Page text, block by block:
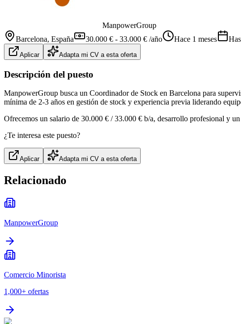
ManpowerGroup
Barcelona, España 30.000 € - 33.000 € /año Hace 1 meses
Aplicar Adapta mi CV a esta oferta
Descripción del puesto
ManpowerGroup busca un Coordinador de Stock en Barcelona para
mínima de 2-3 años en gestión de stock y experiencia previa liderando
Ofrecemos un salario de 30.000 € / 33.000 € b/a, desarrollo profesional y
¿Te interesa este puesto?
Aplicar Adapta mi CV a esta oferta
Relacionado
ManpowerGroup
Comercio Minorista
1,000+ ofertas